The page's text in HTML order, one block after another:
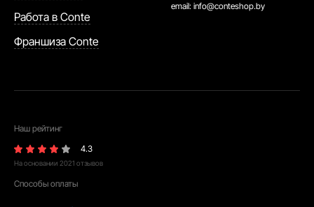
Работа в Conte
Франшиза Conte
email: info@conteshop.by
Наш рейтинг
4.3
На основании 2021 отзывов
Способы оплаты